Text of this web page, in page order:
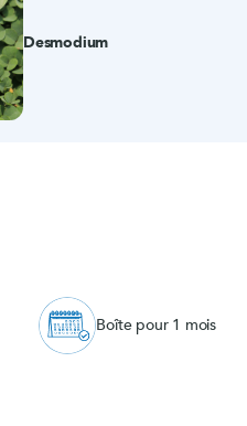
Desmodium
Boîte pour 1 mois